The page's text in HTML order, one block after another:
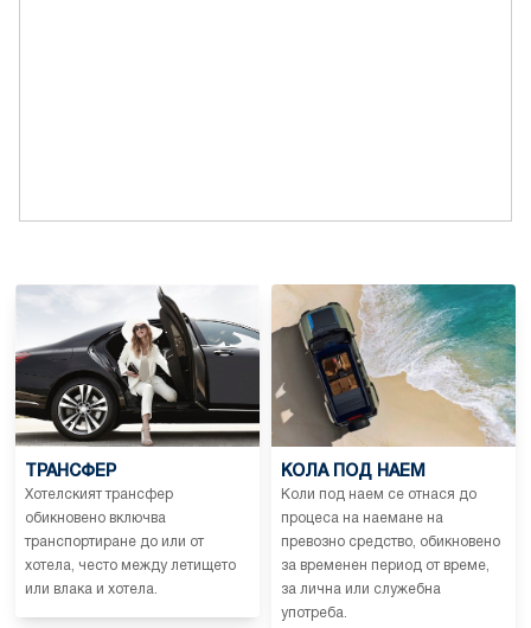
ТРАНСФЕР
Хотелският трансфер
обикновено включва
транспортиране до или от
хотела, често между летището
или влака и хотела.
КОЛА ПОД НАЕМ
Коли под наем се отнася до
процеса на наемане на
превозно средство, обикновено
за временен период от време,
за лична или служебна
употреба.